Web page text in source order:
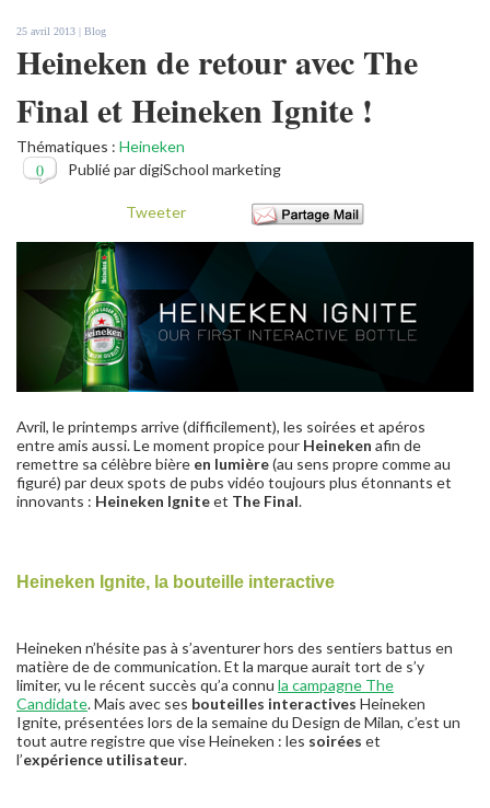
25 avril 2013 | Blog
Heineken de retour avec The
Final et Heineken Ignite !
Thématiques : Heineken
Publié par digiSchool marketing
0
Tweeter
Avril, le printemps arrive (difficilement), les soirées et apéros
entre amis aussi. Le moment propice pour Heineken afin de
remettre sa célèbre bière en lumière(au sens propre comme au
figuré) par deux spots de pubs vidéo toujours plus étonnants et
innovants : Heineken Igniteet The Final.
Heineken Ignite, la bouteille interactive
Heineken n’hésite pas à s’aventurer hors des sentiers battus en
matière de de communication. Et la marque aurait tort de s’y
limiter, vu le récent succès qu’a connu la campagne The
Candidate. Mais avec ses bouteilles interactives Heineken
Ignite, présentées lors de la semaine du Design de Milan, c’est un
tout autre registre que vise Heineken : les soirées et
l’expérience utilisateur.